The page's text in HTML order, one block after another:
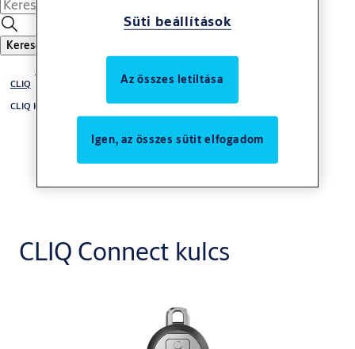
Keresés
CLIQ
CLIQ Kulcsok
CLIQ Connect kulcs
Süti beállítások
Az összes letiltása
Igen, az összes sütit elfogadom